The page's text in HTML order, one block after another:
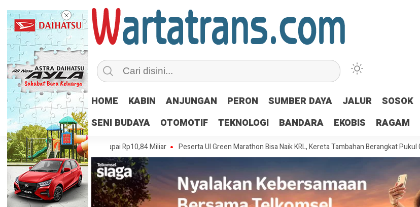
HOME KABIN ANJUNGAN PERON SUMBER DAYA JALUR SOSOK
SENI BUDAYA
OTOMOTIF TEKNOLOGI BANDARA EKOBIS RAGAM
Juli 2026, Nilainya Capai Rp10,84 Miliar Peserta UI Green Marathon Bisa Naik KRL, Kereta Tambahan Berangkat Pukul 02.30 WIB